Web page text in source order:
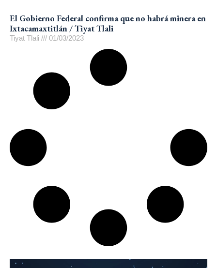
El Gobierno Federal confirma que no habrá minera en
Ixtacamaxtitlán / Tiyat Tlali
Tiyat Tlali 01/03/2023